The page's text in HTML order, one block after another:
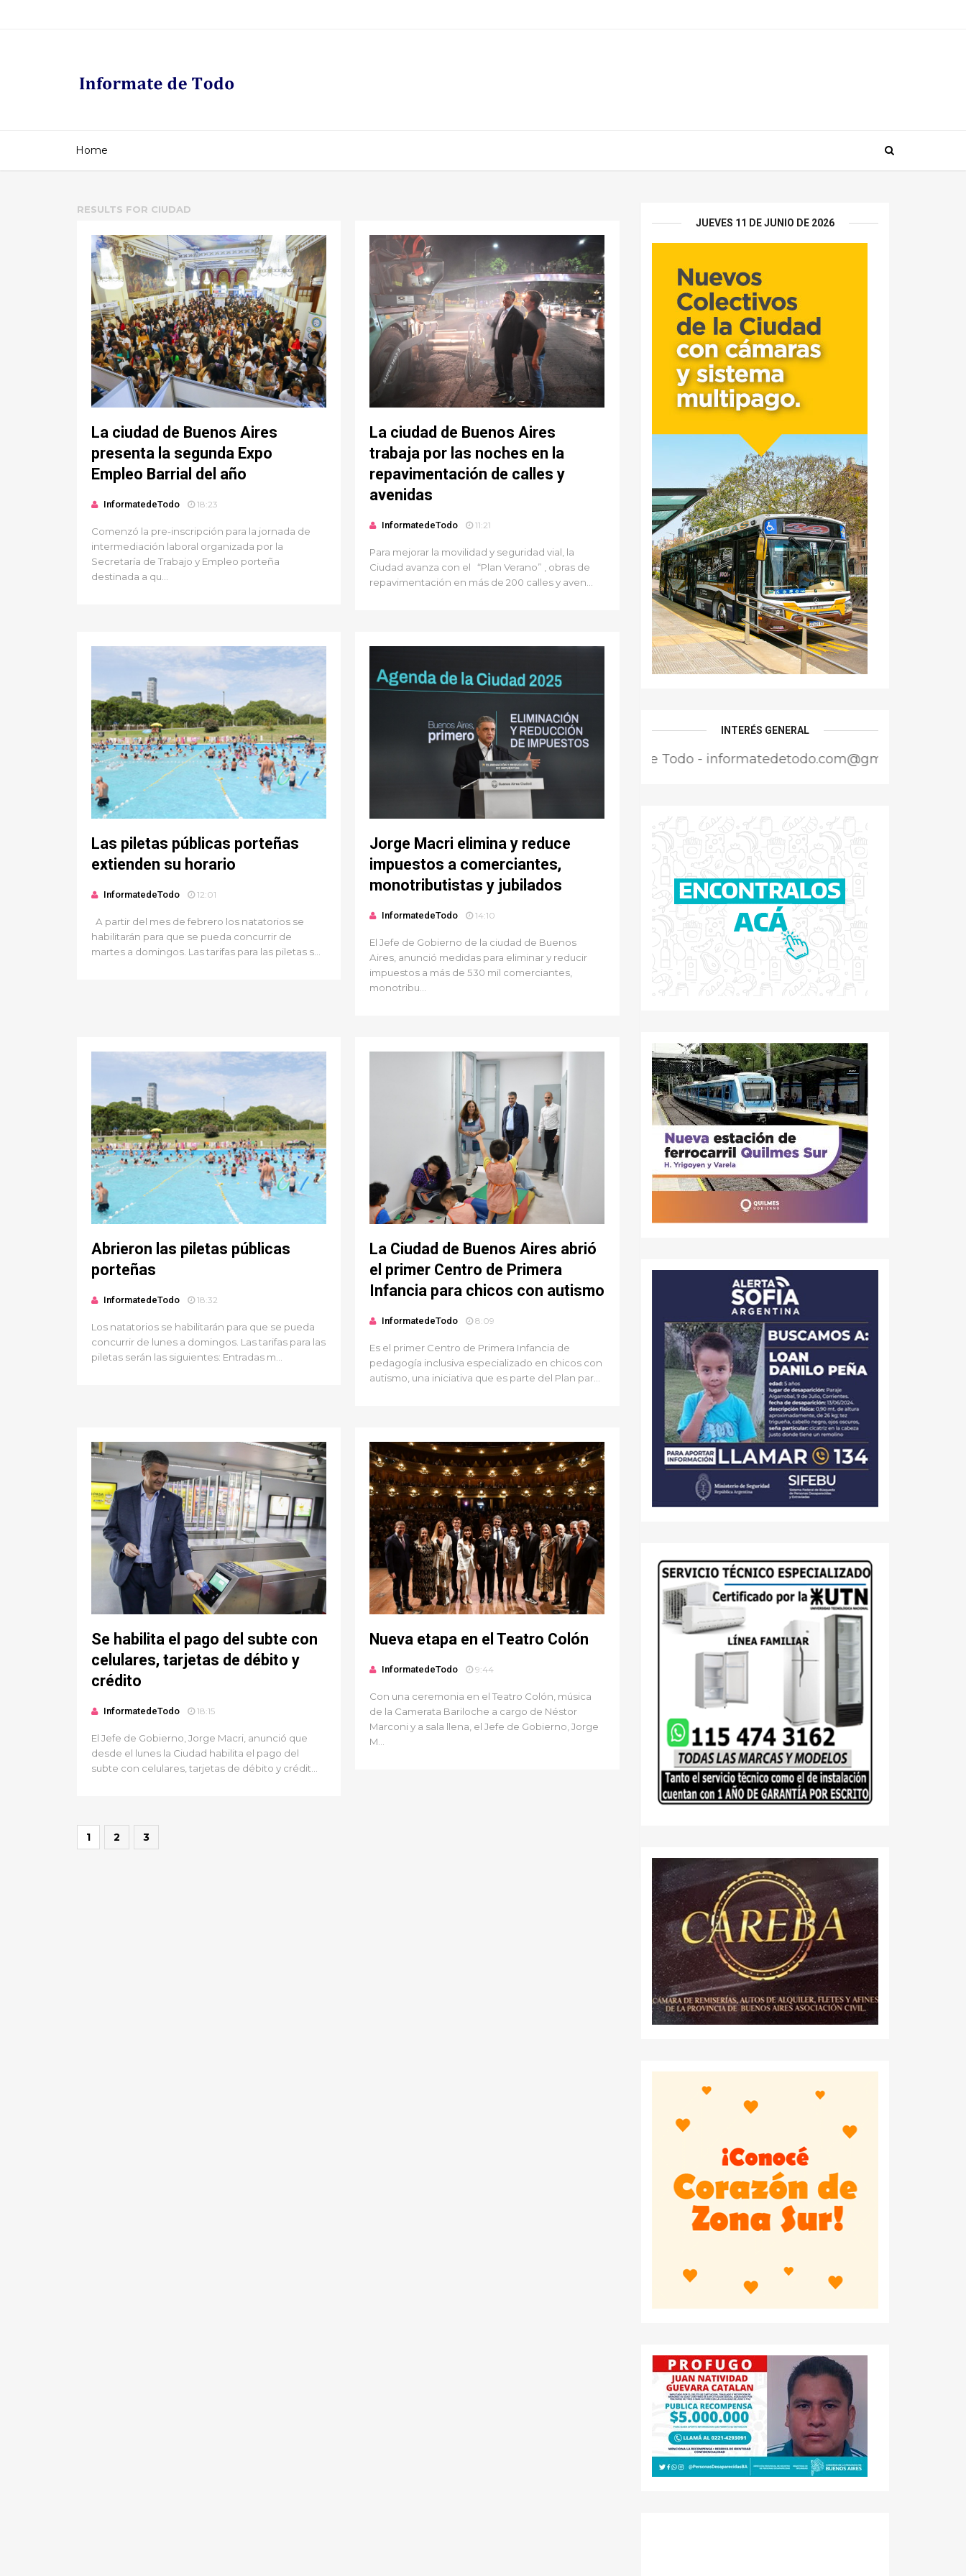
Home
RESULTS FOR CIUDAD
La ciudad de Buenos Aires
presenta la segunda Expo
Empleo Barrial del año
InformatedeTodo 18:23
Comenzó la pre-inscripción para la jornada de
intermediación laboral organizada por la
Secretaría de Trabajo y Empleo porteña
destinada a qu...
La ciudad de Buenos Aires
trabaja por las noches en la
repavimentación de calles y
avenidas
InformatedeTodo 11:21
Para mejorar la movilidad y seguridad vial, la
Ciudad avanza con el “Plan Verano” , obras de
repavimentación en más de 200 calles y aven...
Las piletas públicas porteñas
extienden su horario
InformatedeTodo 12:01
A partir del mes de febrero los natatorios se
habilitarán para que se pueda concurrir de
martes a domingos. Las tarifas para las piletas s...
Jorge Macri elimina y reduce
impuestos a comerciantes,
monotributistas y jubilados
InformatedeTodo 14:10
El Jefe de Gobierno de la ciudad de Buenos
Aires, anunció medidas para eliminar y reducir
impuestos a más de 530 mil comerciantes,
monotribu...
Abrieron las piletas públicas
porteñas
InformatedeTodo 18:32
Los natatorios se habilitarán para que se pueda
concurrir de lunes a domingos. Las tarifas para las
piletas serán las siguientes: Entradas m...
La Ciudad de Buenos Aires abrió
el primer Centro de Primera
Infancia para chicos con autismo
InformatedeTodo 8:09
Es el primer Centro de Primera Infancia de
pedagogía inclusiva especializado en chicos con
autismo, una iniciativa que es parte del Plan par...
Se habilita el pago del subte con
celulares, tarjetas de débito y
crédito
InformatedeTodo 18:15
El Jefe de Gobierno, Jorge Macri, anunció que
desde el lunes la Ciudad habilita el pago del
subte con celulares, tarjetas de débito y crédit...
Nueva etapa en el Teatro Colón
InformatedeTodo 9:44
Con una ceremonia en el Teatro Colón, música
de la Camerata Bariloche a cargo de Néstor
Marconi y a sala llena, el Jefe de Gobierno, Jorge
M...
1 2 3
JUEVES 11 DE JUNIO DE 2026
INTERÉS GENERAL
Informate de Todo - informatedetodo.com@gmail.com - Director